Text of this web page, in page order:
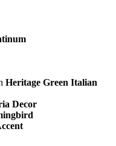
Heritage Green Italian
Decor